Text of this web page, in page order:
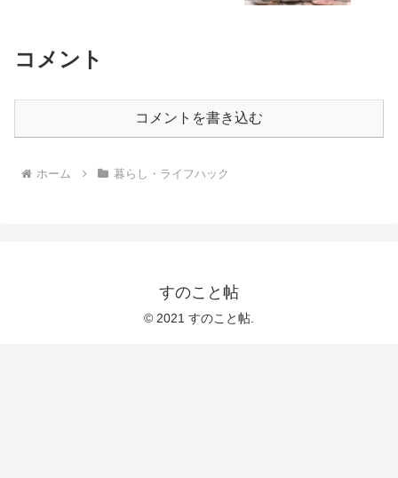
コメント
コメントを書き込む
ホーム 暮らし・ライフハック
すのこと帖
© 2021 すのこと帖.